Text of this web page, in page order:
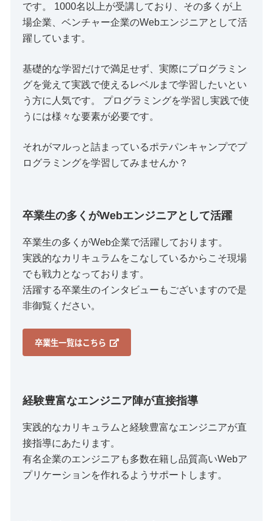
です。 1000名以上が受講しており、その多くが上
場企業、ベンチャー企業のWebエンジニアとして活
躍しています。
基礎的な学習だけで満足せず、実際にプログラミン
グを覚えて実践で使えるレベルまで学習したいとい
う方に人気です。 プログラミングを学習し実践で使
うには様々な要素が必要です。
それがマルっと詰まっているポテパンキャンプでプ
ログラミングを学習してみませんか？
卒業生の多くがWebエンジニアとして活躍
卒業生の多くがWeb企業で活躍しております。
実践的なカリキュラムをこなしているからこそ現場
でも戦力となっております。
活躍する卒業生のインタビューもございますので是
非御覧ください。
卒業生一覧はこちら
経験豊富なエンジニア陣が直接指導
実践的なカリキュラムと経験豊富なエンジニアが直
接指導にあたります。
有名企業のエンジニアも多数在籍し品質高いWebア
プリケーションを作れるようサポートします。